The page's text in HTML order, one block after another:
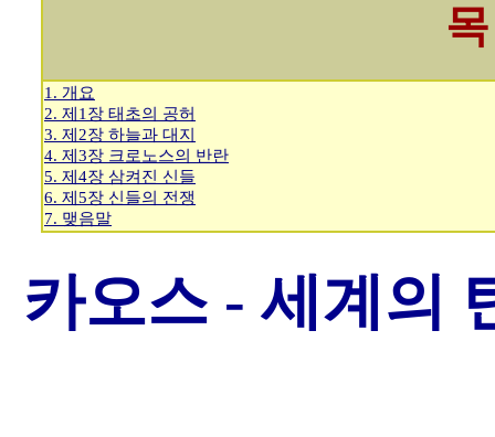
1. 개요
2. 제1장 태초의 공허
3. 제2장 하늘과 대지
4. 제3장 크로노스의 반란
5. 제4장 삼켜진 신들
6. 제5장 신들의 전쟁
7. 맺음말
카오스 - 세계의